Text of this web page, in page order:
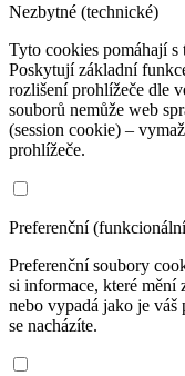
Nezbytné (technické)
Tyto cookies pomáhají
Poskytují základní
rozlišení prohlížeče dle
souborů nemůže web
(session cookie) –
prohlížeče.
Preferenční
Preferenční soubory
si informace, které mění
nebo vypadá jako je
se nacházíte.